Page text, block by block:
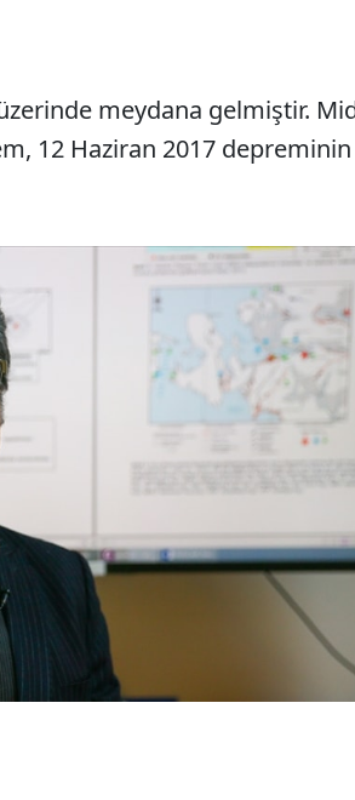
meydana gelmiştir.
12 Haziran 2017 depreminin